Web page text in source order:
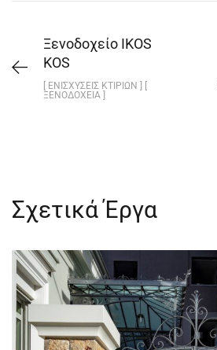
Ξενοδοχείο IKOS
KOS
[ ΕΝΙΣΧΎΣΕΙΣ ΚΤΙΡΊΩΝ ] [
ΞΕΝΟΔΟΧΕΊΑ ]
Σχετικά Έργα